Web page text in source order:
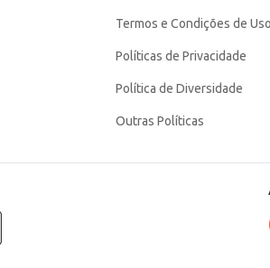
Termos e Condições de Uso
Políticas de Privacidade
Política de Diversidade
Outras Políticas